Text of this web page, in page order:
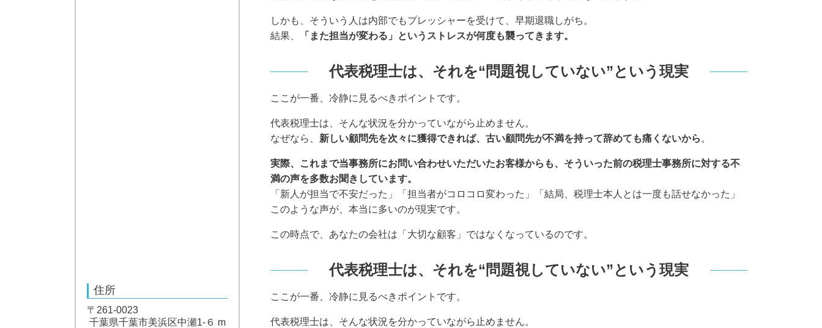
しかも、そういう人は内部でもプレッシャーを受けて、早期退職しがち。
結果、
「また担当が変わる」というストレスが何度も襲ってきます。
代表税理士は、それを“問題視していない”という現実
ここが一番、冷静に見るべきポイントです。
代表税理士は、そんな状況を分かっていながら止めません。
なぜなら、 新しい顧問先を次々に獲得できれば、古い顧問先が不満を持って辞めても痛くないから 。
実際、これまで当事務所にお問い合わせいただいたお客様からも、そういった前の税理士事務所に対する不
満の声を多数お聞きしています。
「新人が担当で不安だった」「担当者がコロコロ変わった」「結局、税理士本人とは一度も話せなかった」
このような声が、本当に多いのが現実です。
この時点で、あなたの会社は「大切な顧客」ではなくなっているのです。
代表税理士は、それを“問題視していない”という現実
ここが一番、冷静に見るべきポイントです。
代表税理士は、そんな状況を分かっていながら止めません。
住所
〒261-0023
千葉県千葉市美浜区中瀬1-６ m